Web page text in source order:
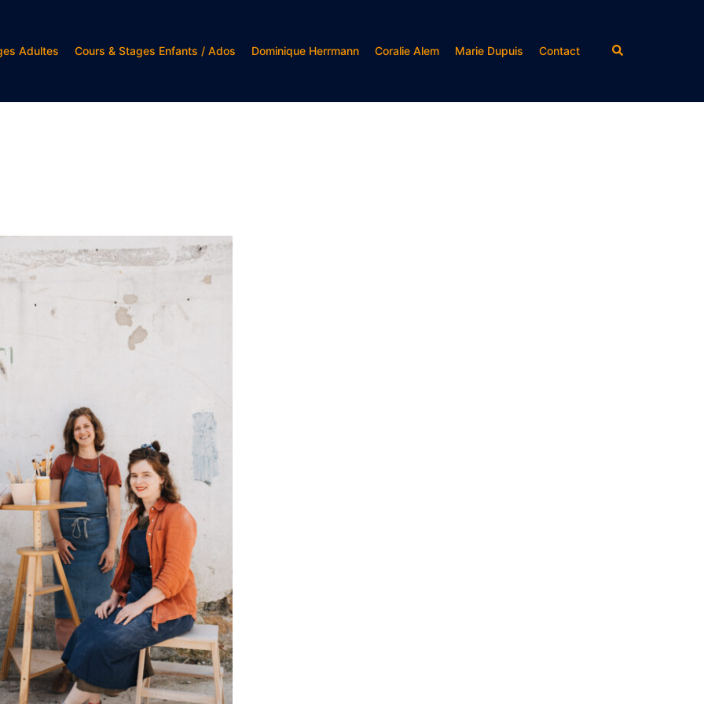
Adultes Cours & Stages Enfants / Ados Dominique Herrmann Coralie Alem Marie Dupuis Contact Rechercher